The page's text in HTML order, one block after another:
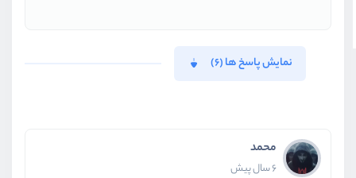
نمایش پاسخ ها (6)
محمد
6 سال پیش